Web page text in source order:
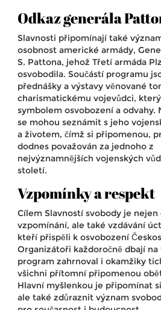
Odkaz generála
Slavnosti připomínají také
osobnost americké armády,
S. Pattona, jehož Třetí armáda
osvobodila. Součástí programu
přednášky a výstavy věnované
charismatickému vojevůdci,
symbolem osvobození a odvahy.
se mohou seznámit s jeho
a životem, čímž si připomenou,
dodnes považován za jednoho z
nejvýznamnějších vojenských
století.
Vzpomínky a respekt
Cílem Slavností svobody je nejen
vzpomínání, ale také vzdávání
kteří přispěli k osvobození
Organizátoři každoročně dbají na
program zahrnoval i okamžiky
všichni přítomní připomenou
Hlavní myšlenkou je připomínat
ale také zdůraznit význam